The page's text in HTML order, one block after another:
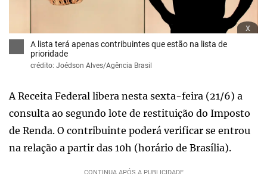
x
A lista terá apenas contribuintes que estão na lista de
prioridade
crédito: Joédson Alves/Agência Brasil
A Receita Federal libera nesta sexta-feira (21/6) a
consulta ao segundo lote de restituição do Imposto
de Renda. O contribuinte poderá verificar se entrou
na relação a partir das 10h (horário de Brasília).